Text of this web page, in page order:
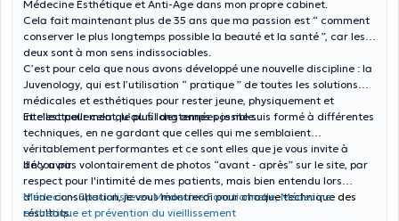
Médecine Esthétique et Anti-Âge dans mon propre cabinet.
Cela fait maintenant plus de 35 ans que ma passion est “ comment
conserver le plus longtemps possible la beauté et la santé ”, car les
deux sont à mon sens indissociables.
C’est pour cela que nous avons développé une nouvelle discipline : la
Juvenology, qui est l’utilisation “ pratique ” de toutes les solutions
médicales et esthétiques pour rester jeune, physiquement et
intellectuellement, le plus longtemps possible.
Et c’est pour cela qu’au fil des années je me suis formé à différentes
techniques, en ne gardant que celles qui me semblaient
véritablement performantes et ce sont elles que je vous invite à
découvrir.
Il n'y a pas volontairement de photos “avant - après” sur le site, par
respect pour l'intimité de mes patients, mais bien entendu lors
d'uneconsultation, je vous montrerai pour chaque technique des
résultats.
Médecin – Specialiste en Médecine Fonctionnelle, Médecine
esthétique et prévention du vieillissement